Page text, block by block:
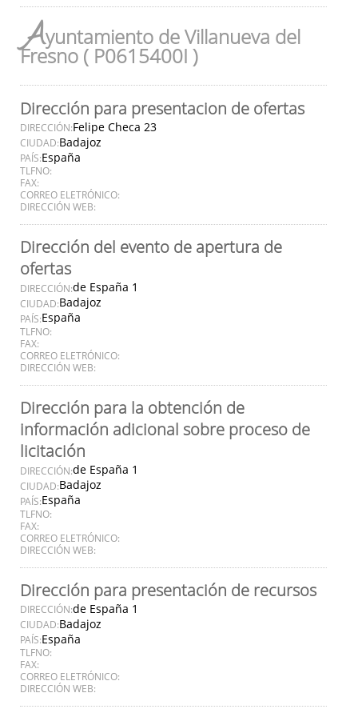
Ayuntamiento de Villanueva del
Fresno ( P0615400I )
Dirección para presentacion de ofertas
DIRECCIÓN:Felipe Checa 23
CIUDAD:Badajoz
PAÍS:España
TLFNO:
FAX:
CORREO ELETRÓNICO:
DIRECCIÓN WEB:
Dirección del evento de apertura de
ofertas
DIRECCIÓN:de España 1
CIUDAD:Badajoz
PAÍS:España
TLFNO:
FAX:
CORREO ELETRÓNICO:
DIRECCIÓN WEB:
Dirección para la obtención de
información adicional sobre proceso de
licitación
DIRECCIÓN:de España 1
CIUDAD:Badajoz
PAÍS:España
TLFNO:
FAX:
CORREO ELETRÓNICO:
DIRECCIÓN WEB:
Dirección para presentación de recursos
DIRECCIÓN:de España 1
CIUDAD:Badajoz
PAÍS:España
TLFNO:
FAX:
CORREO ELETRÓNICO:
DIRECCIÓN WEB: